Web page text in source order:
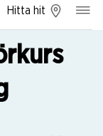
Hitta hit